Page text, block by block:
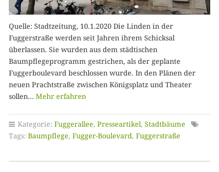
Quelle: Stadtzeitung, 10.1.2020 Die Linden in der
Fuggerstraße werden seit Jahren ihrem Schicksal
überlassen. Sie wurden aus dem städtischen
Baumpflegeprogramm gestrichen, als der geplante
Fuggerboulevard beschlossen wurde. In den Plänen der
neuen Prachtstraße zwischen Königsplatz und Theater
sollen… Mehr erfahren
Kategorie: Fuggerallee, Presseartikel, Stadtbäume
Tags: Baumpflege, Fugger-Boulevard, Fuggerstraße